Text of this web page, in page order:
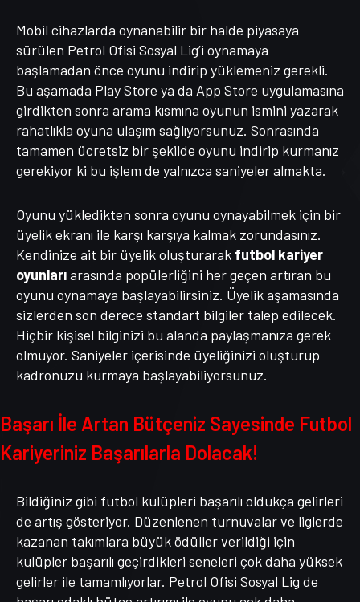
Mobil cihazlarda oynanabilir bir halde piyasaya
sürülen Petrol Ofisi Sosyal Lig’i oynamaya
başlamadan önce oyunu indirip yüklemeniz gerekli.
Bu aşamada Play Store ya da App Store uygulamasına
girdikten sonra arama kısmına oyunun ismini yazarak
rahatlıkla oyuna ulaşım sağlıyorsunuz. Sonrasında
tamamen ücretsiz bir şekilde oyunu indirip kurmanız
gerekiyor ki bu işlem de yalnızca saniyeler almakta.
Oyunu yükledikten sonra oyunu oynayabilmek için bir
üyelik ekranı ile karşı karşıya kalmak zorundasınız.
Kendinize ait bir üyelik oluşturarak futbol kariyer
oyunlarıarasında popülerliğini her geçen artıran bu
oyunu oynamaya başlayabilirsiniz. Üyelik aşamasında
sizlerden son derece standart bilgiler talep edilecek.
Hiçbir kişisel bilginizi bu alanda paylaşmanıza gerek
olmuyor. Saniyeler içerisinde üyeliğinizi oluşturup
kadronuzu kurmaya başlayabiliyorsunuz.
Başarı İle Artan Bütçeniz Sayesinde Futbol
Kariyeriniz Başarılarla Dolacak!
Bildiğiniz gibi futbol kulüpleri başarılı oldukça gelirleri
de artış gösteriyor. Düzenlenen turnuvalar ve liglerde
kazanan takımlara büyük ödüller verildiği için
kulüpler başarılı geçirdikleri seneleri çok daha yüksek
gelirler ile tamamlıyorlar. Petrol Ofisi Sosyal Lig de